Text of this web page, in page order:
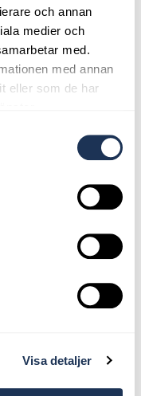
och annan
medier och
med.
med annan
eller som de har
Visa detaljer